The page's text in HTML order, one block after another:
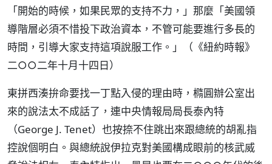
「開始的時候，如果民眾的支持不力，」那麼「美國領
導階層必須不惜投下政治資本，不管可能要進行多長的
時間，引導大家支持這項說服工作。」（《紐約時報》
二○○二年十月十四日）
東拼西湊拚命要找一丁點入侵的理由時，橢圓辦公室出
來的說法太不成話了，連中央情報局局長泰內特
（George J. Tenet）也按捺不住跳出來跟總統的胡亂指
控說個明白。與總統說伊拉克對美國構成眼前的核武威